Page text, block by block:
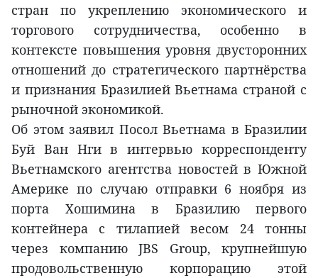
стран по укреплению экономического и
торгового сотрудничества, особенно в
контексте повышения уровня двусторонних
отношений до стратегического партнёрства
и признания Бразилией Вьетнама страной с
рыночной экономикой.
Об этом заявил Посол Вьетнама в Бразилии
Буй Ван Нги в интервью корреспонденту
Вьетнамского агентства новостей в Южной
Америке по случаю отправки 6 ноября из
порта Хошимина в Бразилию первого
контейнера с тилапией весом 24 тонны
через компанию JBS Group, крупнейшую
продовольственную корпорацию этой